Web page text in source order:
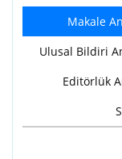
Makale
Ulusal Bildiri
Editörlük